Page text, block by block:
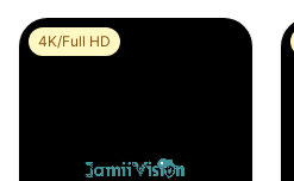
4K/Full HD